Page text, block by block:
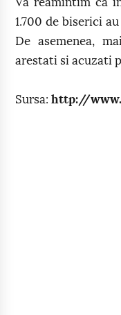
Va reamintim ca
1.700 de biserici
De asemenea,
arestati si acuzati
Sursa:http://